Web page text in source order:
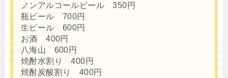
ノンアルコールビール 350円
瓶ビール 700円
生ビール 600円
お酒 400円
八海山 600円
焼酎水割り 400円
焼酎炭酸割り 400円